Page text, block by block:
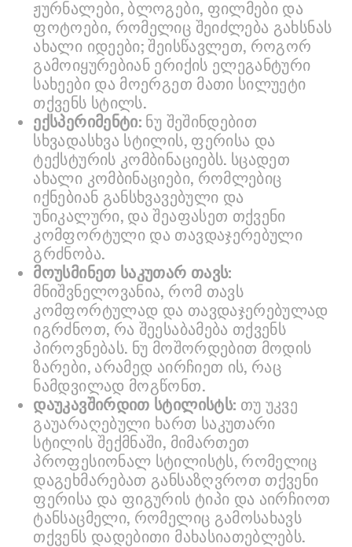
ჟურნალები, ბლოგები, ფილმები და
ფოტოები, რომელიც შეიძლება გახსნას
ახალი იდეები; შეისწავლეთ, როგორ
გამოიყურებიან ერიქის ელეგანტური
სახეები და მოერგეთ მათი სილუეტი
თქვენს სტილს.
ექსპერიმენტი: ნუ შეშინდებით
სხვადასხვა სტილის, ფერისა და
ტექსტურის კომბინაციებს. სცადეთ
ახალი კომბინაციები, რომლებიც
იქნებიან განსხვავებული და
უნიკალური, და შეაფასეთ თქვენი
კომფორტული და თავდაჯერებული
გრძნობა.
მოუსმინეთ საკუთარ თავს:
მნიშვნელოვანია, რომ თავს
კომფორტულად და თავდაჯერებულად
იგრძნოთ, რა შეესაბამება თქვენს
პიროვნებას. ნუ მოშორდებით მოდის
ზარები, არამედ აირჩიეთ ის, რაც
ნამდვილად მოგწონთ.
დაუკავშირდით სტილისტს: თუ უკვე
გაუარაღებული ხართ საკუთარი
სტილის შექმნაში, მიმართეთ
პროფესიონალ სტილისტს, რომელიც
დაგეხმარებათ განსაზღვროთ თქვენი
ფერისა და ფიგურის ტიპი და აირჩიოთ
ტანსაცმელი, რომელიც გამოსახავს
თქვენს დადებითი მახასიათებლებს.